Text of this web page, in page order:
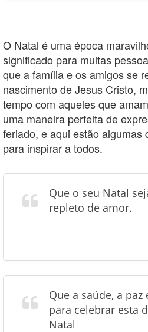
O Natal é uma época
significado para muitas
que a família e os amigos se
nascimento de Jesus Cristo,
tempo com aqueles que
uma maneira perfeita de
feriado, e aqui estão algumas
para inspirar a todos.
Que o seu Natal
repleto de amor.
Que a saúde, a
para celebrar esta
Natal